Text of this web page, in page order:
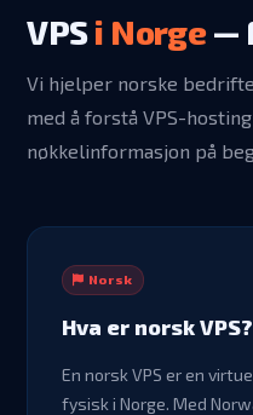
VPSi Norge—
Vi hjelper norske
med å forstå VPS-
nøkkelinformasjon på
Norsk
Hva er norsk VPS?
En norsk VPS er en
fysisk i Norge. Med